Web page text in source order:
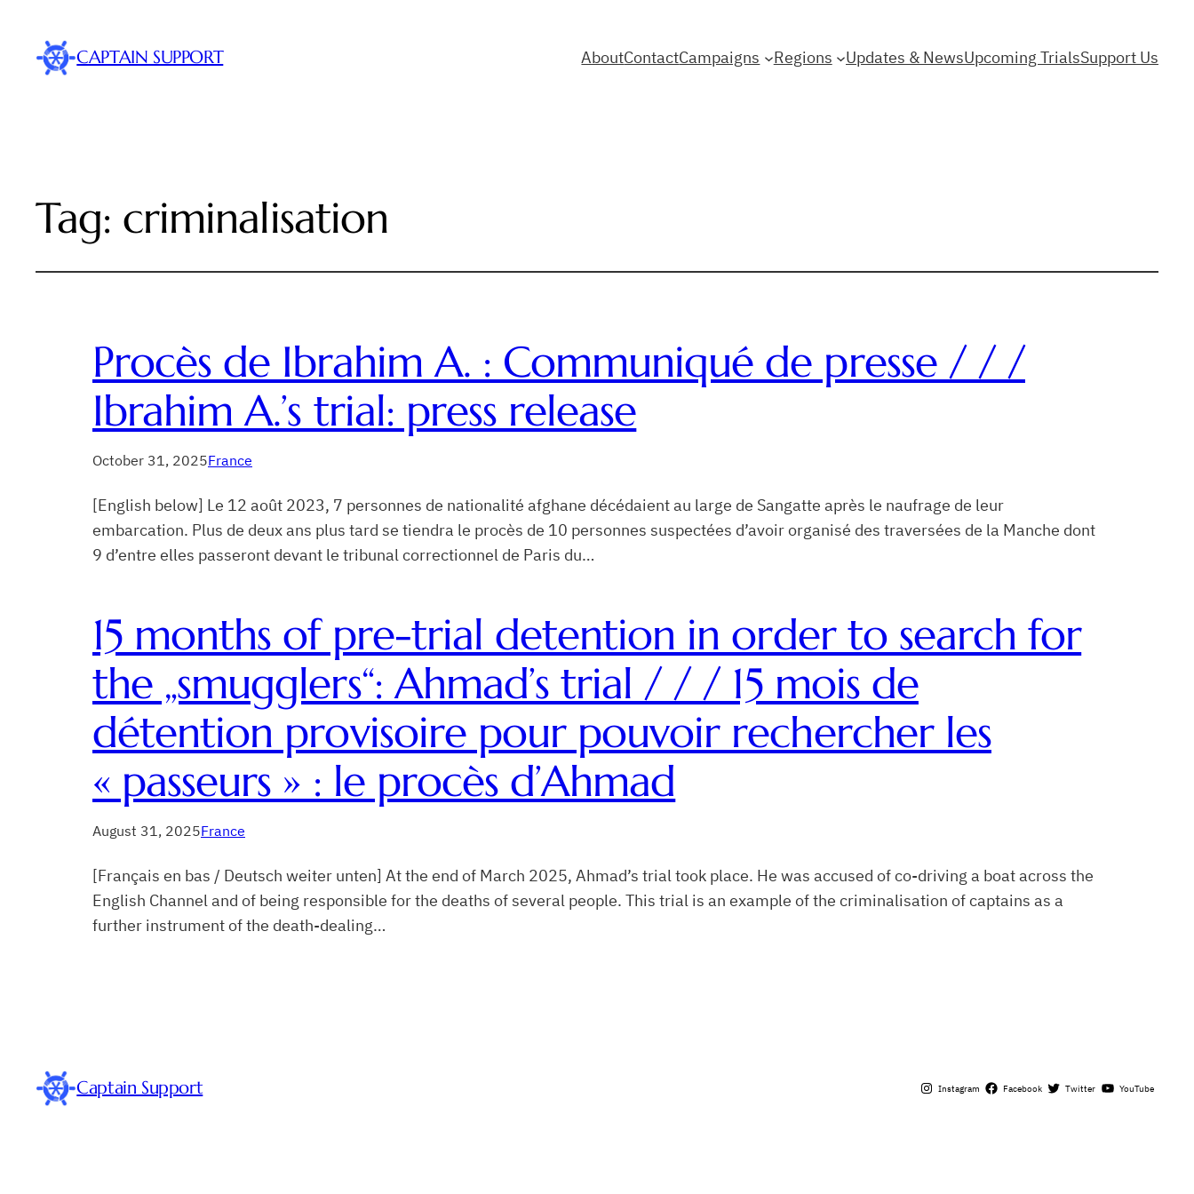
CAPTAIN SUPPORT AboutContactCampaigns Regions Updates & NewsUpcoming TrialsSupport Us
Tag: criminalisation
Procès de Ibrahim A. : Communiqué de presse / / /
Ibrahim A.’s trial: press release
October 31, 2025France
[English below] Le 12 août 2023, 7 personnes de nationalité afghane décédaient au large de Sangatte après le naufrage de leur
embarcation. Plus de deux ans plus tard se tiendra le procès de 10 personnes suspectées d’avoir organisé des traversées de la Manche dont
9 d’entre elles passeront devant le tribunal correctionnel de Paris du…
15 months of pre-trial detention in order to search for
the „smugglers“: Ahmad’s trial / / / 15 mois de
détention provisoire pour pouvoir rechercher les
« passeurs » : le procès d’Ahmad
August 31, 2025France
[Français en bas / Deutsch weiter unten] At the end of March 2025, Ahmad’s trial took place. He was accused of co-driving a boat across the
English Channel and of being responsible for the deaths of several people. This trial is an example of the criminalisation of captains as a
further instrument of the death-dealing…
Captain Support Instagram Facebook Twitter YouTube